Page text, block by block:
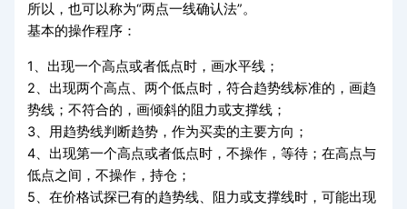
所以，也可以称为“两点一线确认法”。
基本的操作程序：
1 、出现一个高点或者低点时，画水平线；
2、出现两个高点、两个低点时，符合趋势线标准的，画趋
势线；不符合的，画倾斜的阻力或支撑线；
3、用趋势线判断趋势，作为买卖的主要方向；
4、出现第一个高点或者低点时，不操作，等待；在高点与
低点之间，不操作，持仓；
5、在价格试探已有的趋势线、阻力或支撑线时，可能出现